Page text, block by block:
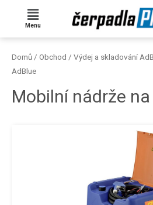
Menu
Domů / Obchod / Výdej a skladování
AdBlue
Mobilní nádrže